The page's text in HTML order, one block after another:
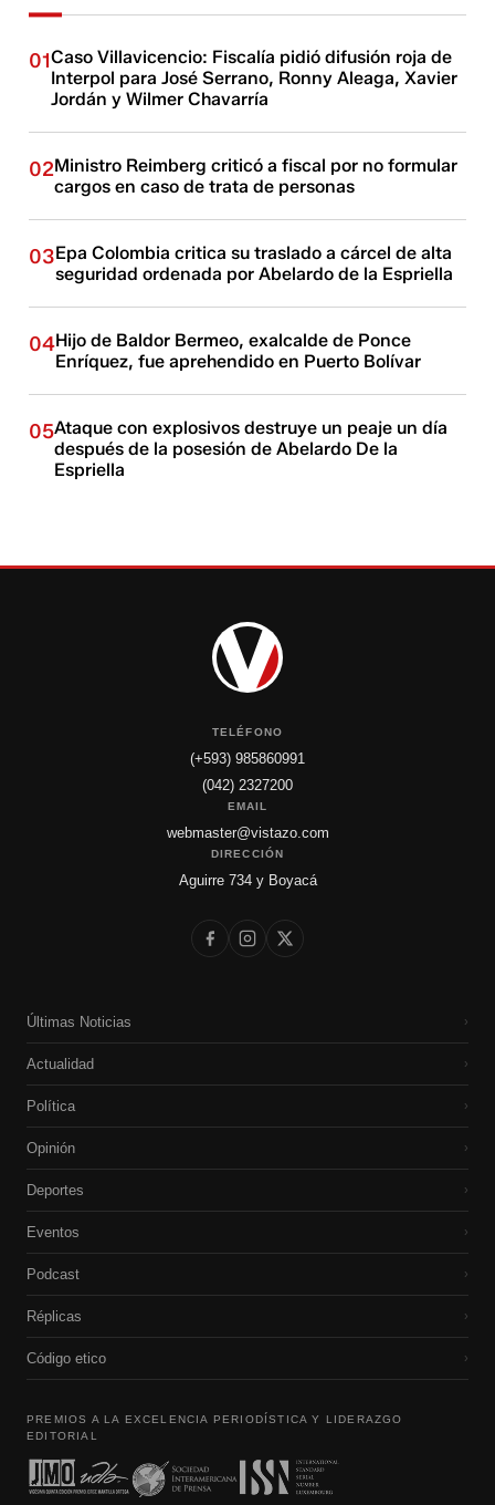
01Caso Villavicencio: Fiscalía pidió difusión roja de
Interpol para José Serrano, Ronny Aleaga, Xavier
Jordán y Wilmer Chavarría
02Ministro Reimberg criticó a fiscal por no formular
cargos en caso de trata de personas
03Epa Colombia critica su traslado a cárcel de alta
seguridad ordenada por Abelardo de la Espriella
04Hijo de Baldor Bermeo, exalcalde de Ponce
Enríquez, fue aprehendido en Puerto Bolívar
05Ataque con explosivos destruye un peaje un día
después de la posesión de Abelardo De la
Espriella
TELÉFONO
(+593) 985860991
(042) 2327200
EMAIL
webmaster@vistazo.com
DIRECCIÓN
Aguirre 734 y Boyacá
Últimas Noticias ›
Actualidad ›
Política ›
Opinión ›
Deportes ›
Eventos ›
Podcast ›
Réplicas ›
Código etico ›
PREMIOS A LA EXCELENCIA PERIODÍSTICA Y LIDERAZGO
EDITORIAL